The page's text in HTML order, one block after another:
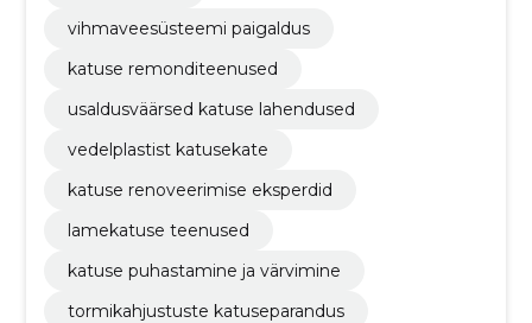
vihmaveesüsteemi paigaldus
katuse remonditeenused
usaldusväärsed katuse lahendused
vedelplastist katusekate
katuse renoveerimise eksperdid
lamekatuse teenused
katuse puhastamine ja värvimine
tormikahjustuste katuseparandus